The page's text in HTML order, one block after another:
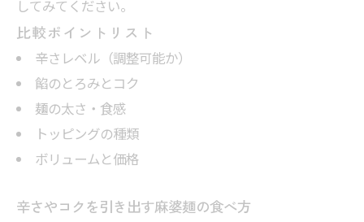
してみてください。
比較ポイントリスト
辛さレベル（調整可能か）
餡のとろみとコク
麺の太さ・食感
トッピングの種類
ボリュームと価格
辛さやコクを引き出す麻婆麺の食べ方